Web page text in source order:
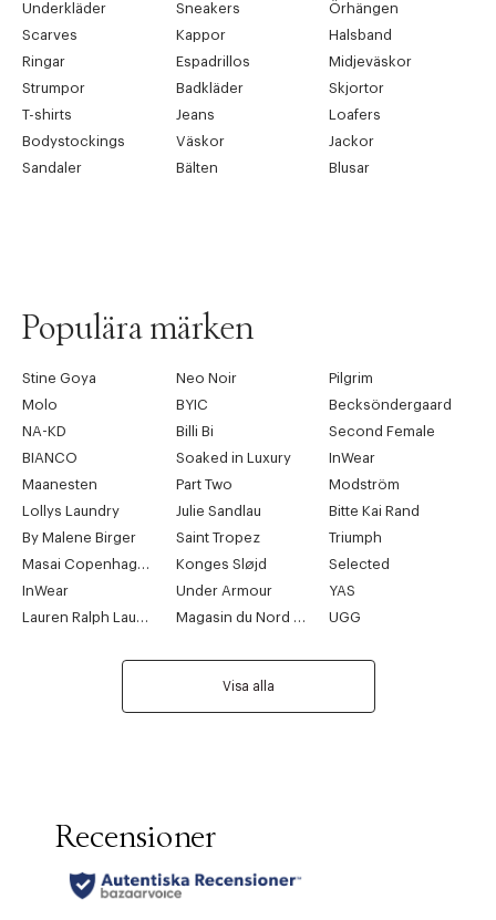
Underkläder
Sneakers
Örhängen
Scarves
Kappor
Halsband
Ringar
Espadrillos
Midjeväskor
Strumpor
Badkläder
Skjortor
T-shirts
Jeans
Loafers
Bodystockings
Väskor
Jackor
Sandaler
Bälten Blusar
Populära märken
Stine Goya Neo Noir
Pilgrim
Molo
BYIC
Becksöndergaard
NA-KD
Billi Bi
Second Female
BIANCO
Soaked in Luxury
InWear
Maanesten
Part Two
Modström
Lollys Laundry
Julie Sandlau
Bitte Kai Rand
By Malene Birger
Saint Tropez
Triumph
Masai Copenhagen
Konges Sløjd
Selected
InWear
Under Armour
YAS
Lauren Ralph Lauren
Magasin du Nord Collection UGG
Visa alla